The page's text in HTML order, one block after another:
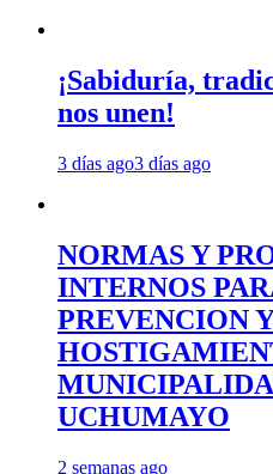
¡Sabiduría,
nos unen!
3 días ago3 días ago
NORMAS Y
INTERNOS
PREVENCION
UCHUMAYO
2 semanas ago